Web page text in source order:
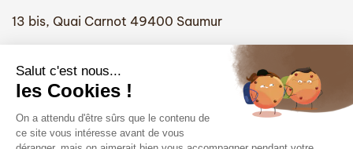
13 bis, Quai Carnot 49400 Saumur
info@hautefidelite-saumur.com
Liens